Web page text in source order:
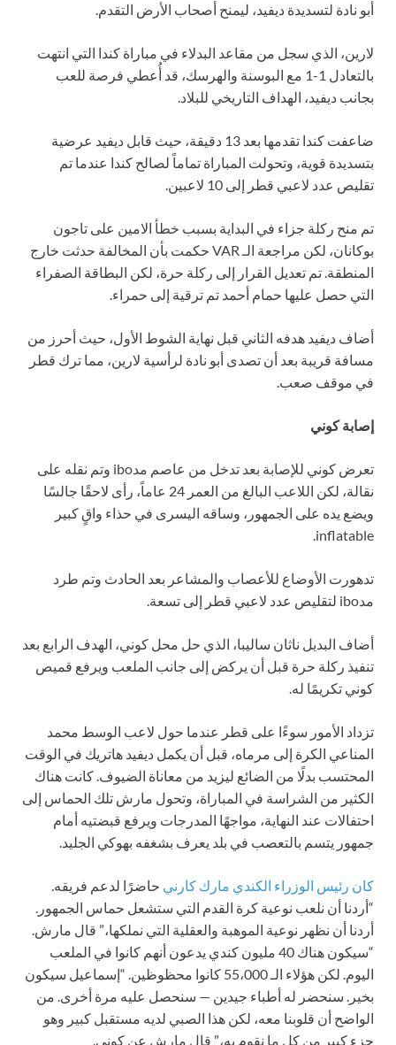
أبو نادة لتسديدة ديفيد، ليمنح أصحاب الأرض التقدم.
لارين، الذي سجل من مقاعد البدلاء في مباراة كندا التي انتهت
بالتعادل 1-1 مع البوسنة والهرسك، قد أُعطي فرصة للعب
بجانب ديفيد، الهداف التاريخي للبلاد.
ضاعفت كندا تقدمها بعد 13 دقيقة، حيث قابل ديفيد عرضية
بتسديدة قوية، وتحولت المباراة تماماً لصالح كندا عندما تم
تقليص عدد لاعبي قطر إلى 10 لاعبين.
تم منح ركلة جزاء في البداية بسبب خطأ الامين على تاجون
بوكانان، لكن مراجعة الـ VAR حكمت بأن المخالفة حدثت خارج
المنطقة. تم تعديل القرار إلى ركلة حرة، لكن البطاقة الصفراء
التي حصل عليها حمام أحمد تم ترقية إلى حمراء.
أضاف ديفيد هدفه الثاني قبل نهاية الشوط الأول، حيث أحرز من
مسافة قريبة بعد أن تصدى أبو نادة لرأسية لارين، مما ترك قطر
في موقف صعب.
إصابة كوني
تعرض كوني للإصابة بعد تدخل من عاصم مدibo وتم نقله على
نقالة، لكن اللاعب البالغ من العمر 24 عاماً، رأى لاحقًا جالسًا
ويضع يده على الجمهور، وساقه اليسرى في حذاء واقٍ كبير
inflatable.
تدهورت الأوضاع للأعصاب والمشاعر بعد الحادث وتم طرد
مدibo لتقليص عدد لاعبي قطر إلى تسعة.
أضاف البديل ناثان ساليبا، الذي حل محل كوني، الهدف الرابع بعد
تنفيذ ركلة حرة قبل أن يركض إلى جانب الملعب ويرفع قميص
كوني تكريمًا له.
تزداد الأمور سوءًا على قطر عندما حول لاعب الوسط محمد
المناعي الكرة إلى مرماه، قبل أن يكمل ديفيد هاتريك في الوقت
المحتسب بدلًا من الضائع ليزيد من معاناة الضيوف. كانت هناك
الكثير من الشراسة في المباراة، وتحول مارش تلك الحماس إلى
احتفالات عند النهاية، مواجهًا المدرجات ويرفع قبضتيه أمام
جمهور يتسم بالتعصب في بلد يعرف بشغفه بهوكي الجليد.
كان رئيس الوزراء الكندي مارك كارني حاضرًا لدعم فريقه.
“أردنا أن نلعب نوعية كرة القدم التي ستشعل حماس الجمهور.
أردنا أن نظهر نوعية الموهبة والعقلية التي نملكها،” قال مارش.
“سيكون هناك 40 مليون كندي يدعون أنهم كانوا في الملعب
اليوم. لكن هؤلاء الـ 55،000 كانوا محظوظين. “إسماعيل سيكون
بخير. سنحضر له أطباء جيدين — سنحصل عليه مرة أخرى. من
الواضح أن قلوبنا معه، لكن هذا الصبي لديه مستقبل كبير وهو
جزء كبير من كل ما نقوم به،” قال مارش عن كوني.